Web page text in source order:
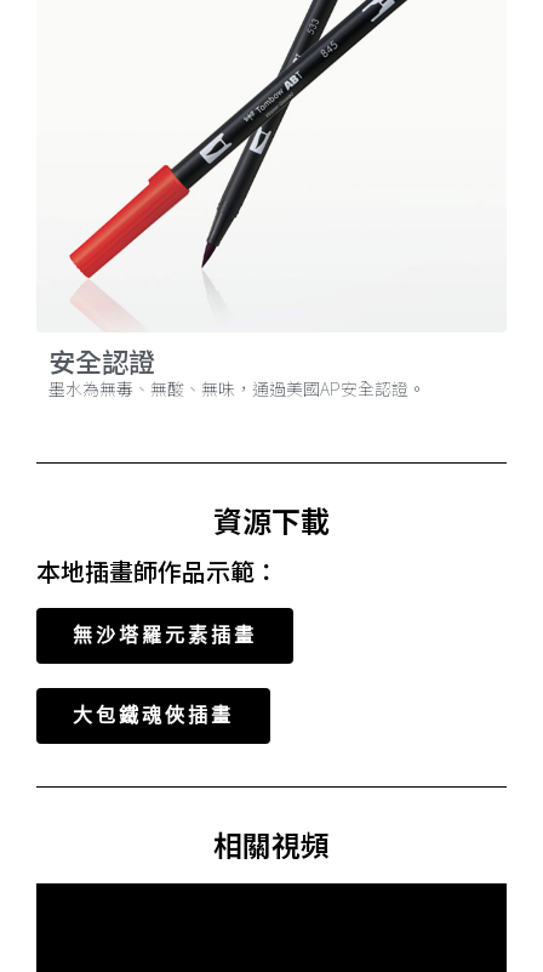
安全認證
墨水為無毒、無酸、無味，通過美國AP安全認證。
資源下載
本地插畫師作品示範：
無沙塔羅元素插畫
大包鐵魂俠插畫
相關視頻